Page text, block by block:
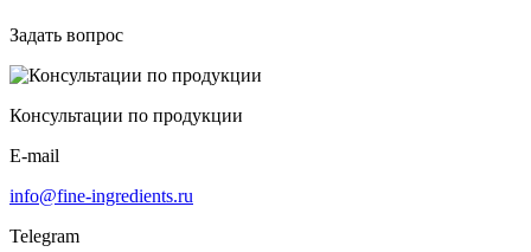
Задать вопрос
Консультации по продукции
E-mail
info@fine-ingredients.ru
Telegram